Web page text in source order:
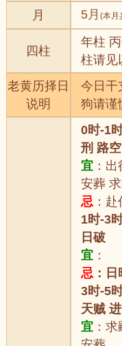
月 5月(本月
四柱
年柱
柱请见
老黄历择日
说明
今日干
狗请谨
0时-1
刑 路
宜 ：
安葬
忌 ：
1时-3
日破
宜 ：
忌 ：
3时-5
天贼
宜 ：